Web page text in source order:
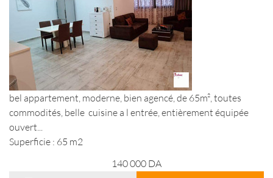
bel appartement, moderne, bien agencé, de 65m², toutes
commodités, belle cuisine a l entrée, entièrement équipée
ouvert...
Superficie : 65 m2
140 000 DA